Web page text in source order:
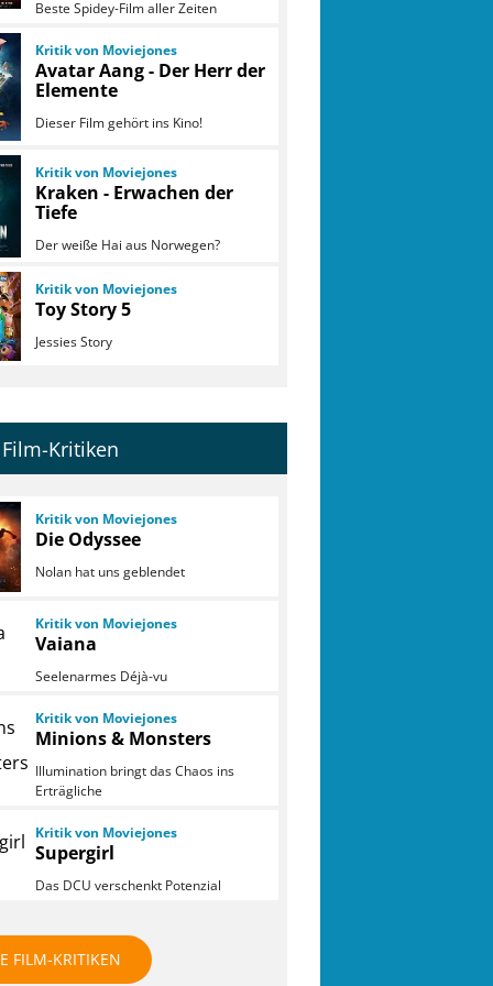
Beste Spidey-Film aller Zeiten
Kritik von Moviejones
Avatar Aang - Der Herr der
Elemente
Dieser Film gehört ins Kino!
Kritik von Moviejones
Kraken - Erwachen der
Tiefe
Der weiße Hai aus Norwegen?
Kritik von Moviejones
Toy Story 5
Jessies Story
Kritiken
Kritik von Moviejones
Die Odyssee
Nolan hat uns geblendet
Kritik von Moviejones
Vaiana
Seelenarmes Déjà-vu
Kritik von Moviejones
Minions & Monsters
Illumination bringt das Chaos ins
Erträgliche
Kritik von Moviejones
Supergirl
Das DCU verschenkt Potenzial
FILM-KRITIKEN